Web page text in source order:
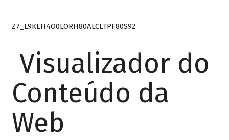
Z7_L9KEH4O0LORH80ALCLTPF80S92
Visualizador do
Conteúdo da
Web